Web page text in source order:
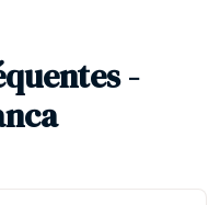
-